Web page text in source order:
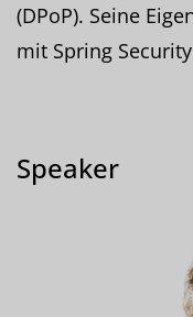
(DPoP). Seine
mit Spring
Speaker